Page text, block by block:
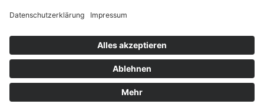
Versandkostentabelle
Blog
Erklärung zur Barrierefreiheit
Impressum
AGB